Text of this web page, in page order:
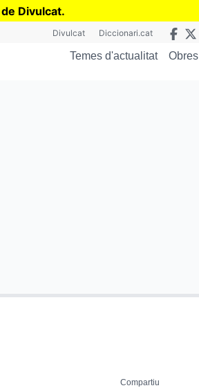
Divulcat.
Divulcat Diccionari.cat
Temes d'actualitat Obres
Compartiu